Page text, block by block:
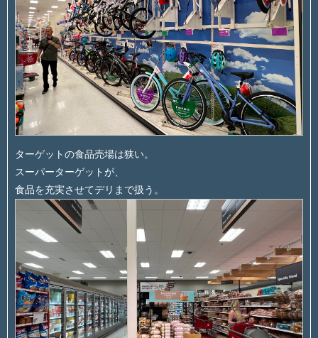
ターゲットの食品売場は狭い。
スーパーターゲットが、
食品を充実させてデリまで扱う。